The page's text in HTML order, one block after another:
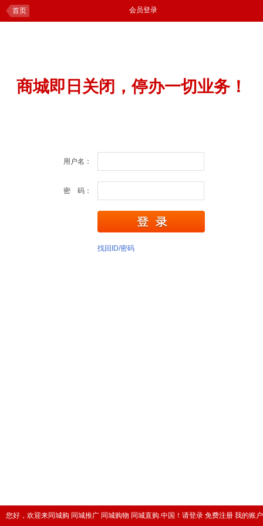
您好，欢迎来同城购 同城推广 同城购物 同城直购.中国！ 请登录 免费注册 我的账户
首页 会员登录
商城即日关闭，停办一切业务！
用户名：
密 码：
找回ID/密码